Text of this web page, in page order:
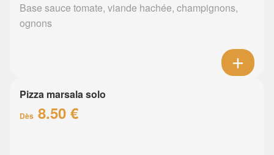
Base sauce tomate, viande hachée, champignons,
ognons
Pizza marsala solo
Dès 8.50 €